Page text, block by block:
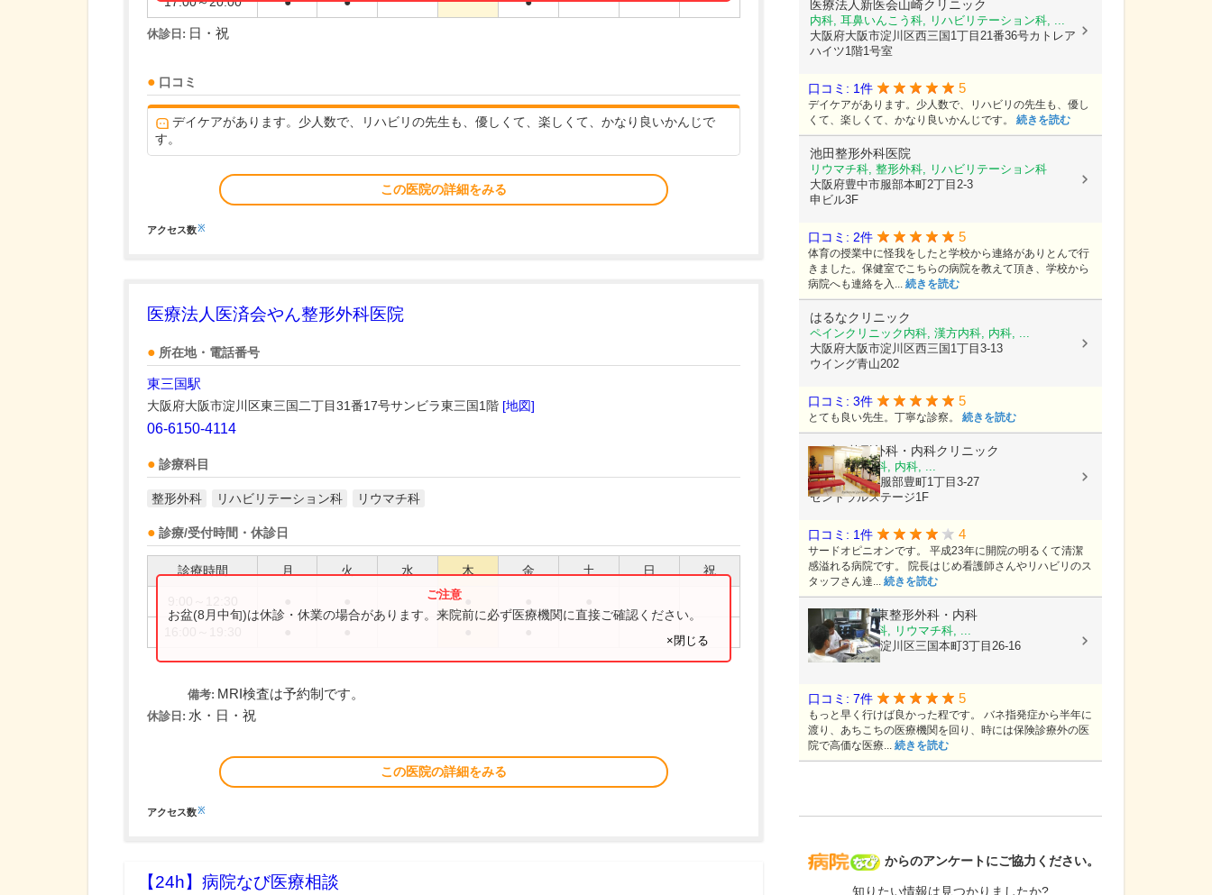
休診日: 日・祝
口コミ
デイケアがあります。少人数で、リハビリの先生も、優しくて、楽しくて、かなり良いかんじで
す。
この医院の詳細をみる
アクセス数※
医療法人医済会やん整形外科医院
所在地・電話番号
東三国駅
大阪府大阪市淀川区東三国二丁目31番17号サンビラ東三国1階 [地図]
06-6150-4114
診療科目
整形外科 リハビリテーション科 リウマチ科
診療/受付時間・休診日
診療時間 月 火 水 木 金 土 日 祝
お盆(8月中旬)は休診・休業の場合があります。来院前に必ず医療機関に直接ご確認ください。
×閉じる
備考: MRI検査は予約制です。
休診日: 水・日・祝
この医院の詳細をみる
アクセス数※
【24h】 病院なび医療相談
病院なび
からのアンケートにご協力ください。
知りたい情報は見つかりましたか?
医療法人新医会山崎クリニック
内科, 耳鼻いんこう科, リハビリテーション科, ...
大阪府大阪市淀川区西三国1丁目21番36号カトレア
ハイツ1階1号室
口コミ: 1件 5
デイケアがあります。少人数で、リハビリの先生も、優し
くて、楽しくて、かなり良いかんじです。 続きを読む
池田整形外科医院
リウマチ科, 整形外科, リハビリテーション科
大阪府豊中市服部本町2丁目2-3
申ビル3F
口コミ: 2件 5
体育の授業中に怪我をしたと学校から連絡がありとんで行
きました。保健室でこちらの病院を教えて頂き、学校から
病院へも連絡を入... 続きを読む
はるなクリニック
ペインクリニック内科, 漢方内科, 内科, ...
大阪府大阪市淀川区西三国1丁目3-13
ウイング青山202
口コミ: 3件 5
とても良い先生。丁寧な診察。 続きを読む
みずの整形外科・内科クリニック
整形外科, 外科, 内科, ...
大阪府豊中市服部豊町1丁目3-27
セントラルステージ1F
口コミ: 1件 4
サードオピニオンです。 平成23年に開院の明るくて清潔
感溢れる病院です。 院長はじめ看護師さんやリハビリのス
タッフさん達... 続きを読む
医療法人古東整形外科・内科
整形外科, 内科, リウマチ科, ...
大阪府大阪市淀川区三国本町3丁目26-16
口コミ: 7件 5
もっと早く行けば良かった程です。 バネ指発症から半年に
渡り、あちこちの医療機関を回り、時には保険診療外の医
院で高価な医療... 続きを読む